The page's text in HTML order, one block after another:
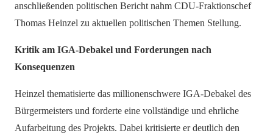
anschließenden politischen Bericht nahm CDU-Fraktionschef
Thomas Heinzel zu aktuellen politischen Themen Stellung.
Kritik am IGA-Debakel und Forderungen nach
Konsequenzen
Heinzel thematisierte das millionenschwere IGA-Debakel des
Bürgermeisters und forderte eine vollständige und ehrliche
Aufarbeitung des Projekts. Dabei kritisierte er deutlich den